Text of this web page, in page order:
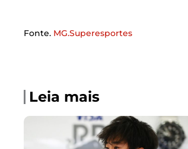
Fonte. MG.Superesportes
Leia mais